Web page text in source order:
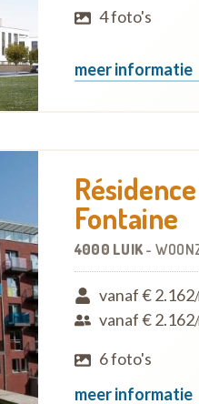
4 foto's
meer informatie
Fontaine
4000 LUIK-
vanaf € 2.162
vanaf € 2.162
6 foto's
meer informatie